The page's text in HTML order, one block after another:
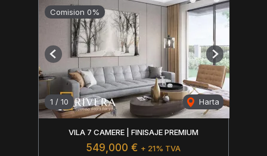
Comision 0%
1 / 10 Harta
Previous Next
VILA 7 CAMERE | FINISAJE PREMIUM
549,000 € + 21% TVA